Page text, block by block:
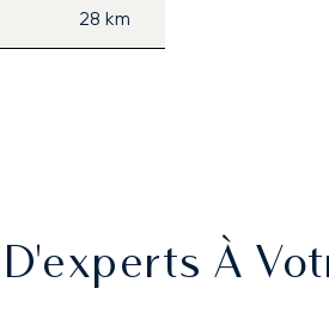
28 km
À